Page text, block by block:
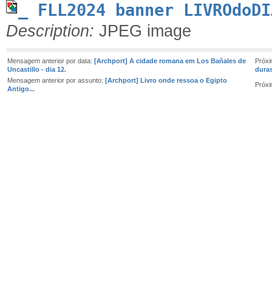
_ FLL2024 banner
Description: JPEG image
Mensagem anterior por data: [Archport] A cidade romana em Los Bañales de
Uncastillo - dia 12.
Mensagem anterior por assunto: [Archport] Livro onde ressoa o Egipto
Antigo...